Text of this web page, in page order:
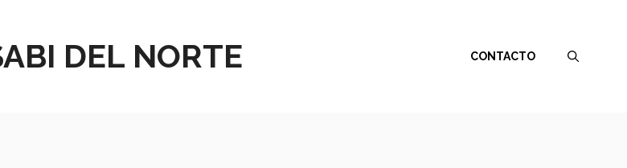
DEL NORTE CONTACTO